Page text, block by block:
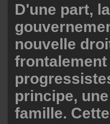
D'une part,
nouvelle
principe,
famille.